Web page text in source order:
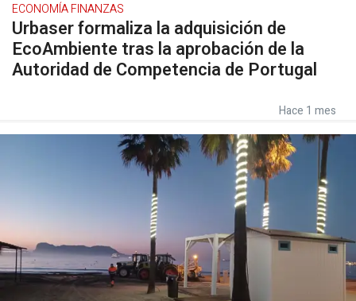
ECONOMÍA FINANZAS
Urbaser formaliza la adquisición de
EcoAmbiente tras la aprobación de la
Autoridad de Competencia de Portugal
Hace 1 mes